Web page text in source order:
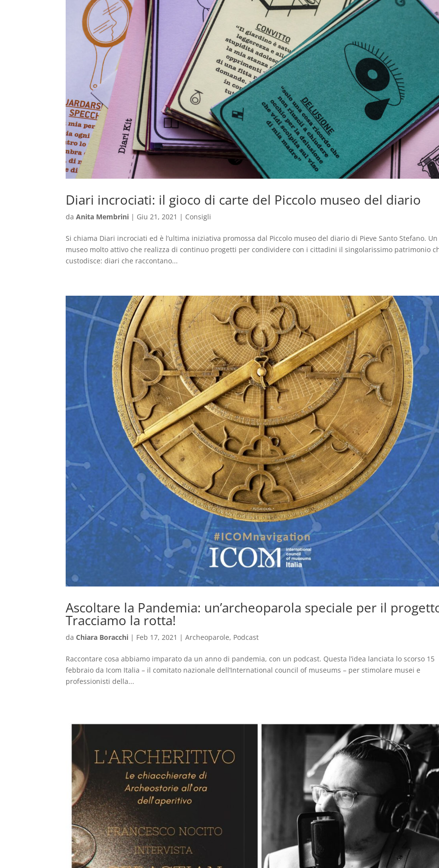
Diari incrociati: il gioco di carte del Piccolo museo del diario
daAnita Membrini | Giu 21, 2021 | Consigli
Si chiama Diari incrociati ed è l’ultima iniziativa promossa dal Piccolo museo del diario di Pieve Santo Stefano. Un
museo molto attivo che realizza di continuo progetti per condividere con i cittadini il singolarissimo patrimonio
custodisce: diari che raccontano...
Ascoltare la Pandemia: un’archeoparola speciale per il
Tracciamo la rotta!
daChiara Boracchi | Feb 17, 2021 |Archeoparole, Podcast
Raccontare cosa abbiamo imparato da un anno di pandemia, con un podcast. Questa l’idea lanciata lo scorso 15
febbraio da Icom Italia – il comitato nazionale dell’International council of museums – per stimolare musei e
professionisti della...